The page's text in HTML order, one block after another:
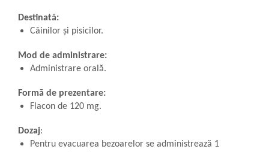
Destinată:
Câinilor și pisicilor.
Mod de administrare:
Administrare orală.
Formă de prezentare:
Flacon de 120 mg.
Dozaj:
Pentru evacuarea bezoarelor se administrează 1